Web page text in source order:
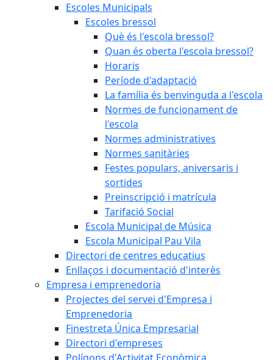
Escoles Municipals
Escoles bressol
Què és l'escola bressol?
Quan és oberta l'escola bressol?
Horaris
Període d'adaptació
La família és benvinguda a l'escola
Normes de funcionament de
l'escola
Normes administratives
Normes sanitàries
Festes populars, aniversaris i
sortides
Preinscripció i matrícula
Tarifació Social
Escola Municipal de Música
Escola Municipal Pau Vila
Directori de centres educatius
Enllaços i documentació d'interès
Empresa i emprenedoria
Projectes del servei d'Empresa i
Emprenedoria
Finestreta Única Empresarial
Directori d'empreses